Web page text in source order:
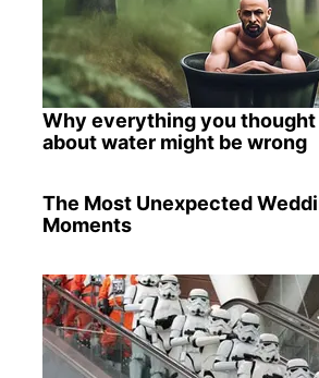
Why everything you
about water might be wrong
The Most Unexpected
Moments